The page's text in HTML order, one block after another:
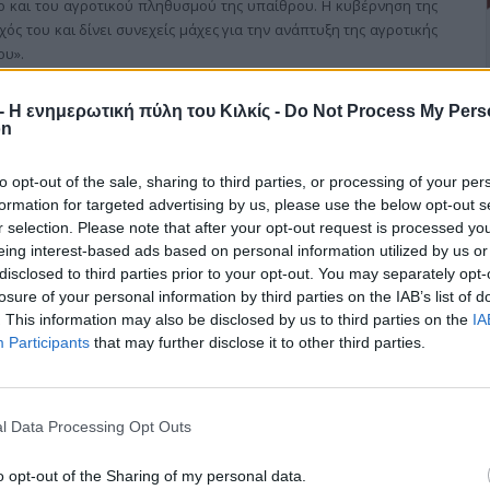
Η ενημερωτική πύλη του Κιλκίς - Do Not Process My
opt-out of the sale, sharing to third parties, or processing of your
for targeted advertising by us, please use the below opt-out
selection. Please note that after your opt-out request is processed
interest-based ads based on personal information utilized by us
to third parties prior to your opt-out. You may separately
of your personal information by third parties on the IAB’s list of
This information may also be disclosed by us to third parties on the
Participants that may further disclose it to other third parties.
Data Processing Opt Outs
opt-out of the Sharing of my personal data.
και του αγροτικού πληθυσμού της υπαίθρου. Η κυβέρνηση της
του και δίνει συνεχείς μάχες για την ανάπτυξη της αγροτικής
κτηνοτρόφοι
του Κιλκίς οι κτηνοτρόφοι του νομού για να ενημερώσουν
οι οποίες τους επιβάλλονται από τις εταιρείες με την
κρέας, την ίδια ώρα που οι καταναλωτές πληρώνουν πανάκριβα,
απειλέιται πλέον με αφανισμό.